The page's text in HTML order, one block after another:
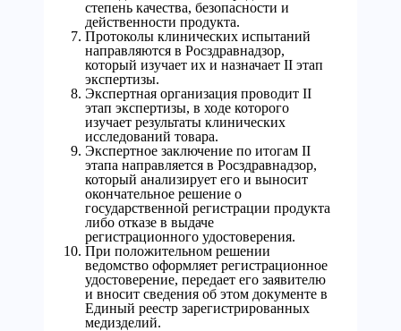
степень качества, безопасности и
действенности продукта.
Протоколы клинических испытаний
направляются в Росздравнадзор,
который изучает их и назначает II этап
экспертизы.
Экспертная организация проводит II
этап экспертизы, в ходе которого
изучает результаты клинических
исследований товара.
Экспертное заключение по итогам II
этапа направляется в Росздравнадзор,
который анализирует его и выносит
окончательное решение о
государственной регистрации продукта
либо отказе в выдаче
регистрационного удостоверения.
При положительном решении
ведомство оформляет регистрационное
удостоверение, передает его заявителю
и вносит сведения об этом документе в
Единый реестр зарегистрированных
медизделий.